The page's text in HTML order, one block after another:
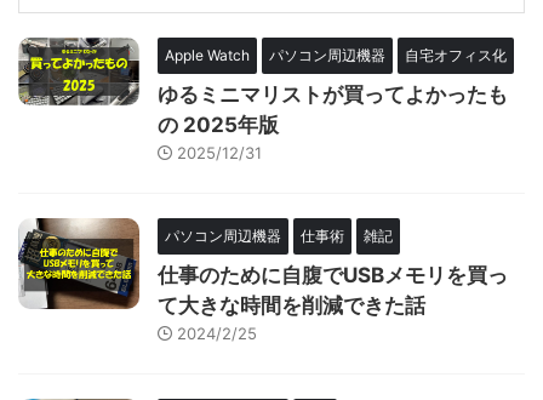
Apple Watch パソコン周辺機器 自宅オフィス化
ゆるミニマリストが買ってよかったも
の 2025年版
2025/12/31
パソコン周辺機器 仕事術 雑記
仕事のために自腹でUSBメモリを買っ
て大きな時間を削減できた話
2024/2/25